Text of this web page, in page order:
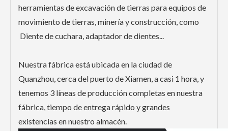
herramientas de excavación de tierras para equipos de
movimiento de tierras, minería y construcción, como
Diente de cuchara, adaptador de dientes...
Nuestra fábrica está ubicada en la ciudad de
Quanzhou, cerca del puerto de Xiamen, a casi 1 hora, y
tenemos 3 líneas de producción completas en nuestra
fábrica, tiempo de entrega rápido y grandes
existencias en nuestro almacén.